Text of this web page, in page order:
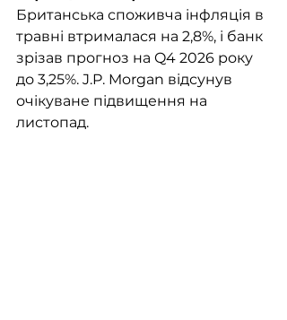
Британська споживча інфляція в
травні втрималася на 2,8%, і банк
зрізав прогноз на Q4 2026 року
до 3,25%. J.P. Morgan відсунув
очікуване підвищення на
листопад.